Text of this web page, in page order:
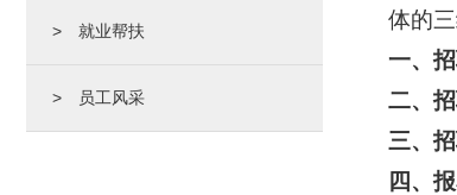
> 就业帮扶
> 员工风采
体的
一、
二、
三、
四、